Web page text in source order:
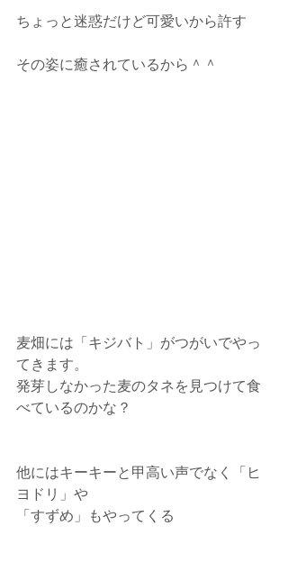
ちょっと迷惑だけど可愛いから許す
その姿に癒されているから＾＾
麦畑には「キジバト」がつがいでやっ
てきます。
発芽しなかった麦のタネを見つけて食
べているのかな？
他にはキーキーと甲高い声でなく「ヒ
ヨドリ」や
「すずめ」もやってくる